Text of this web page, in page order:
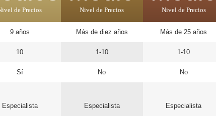
de Precios
9 años
10
Sí
Especialista
Nivel de Precios
Más de diez años
1-10
No
Especialista
Nivel de Precios
Más de 25 años
1-10
No
Especialista